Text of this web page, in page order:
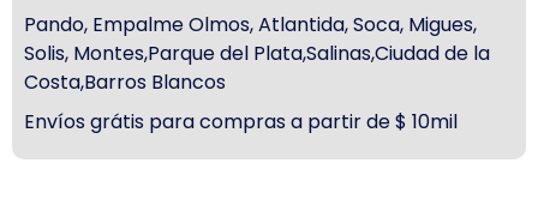
Pando, Empalme Olmos, Atlantida, Soca, Migues,
Solis, Montes,Parque del Plata,Salinas,Ciudad de la
Costa,Barros Blancos
Envíos grátis para compras a partir de $ 10mil